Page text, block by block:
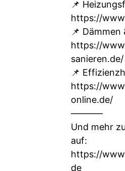
📌
https://
📌 Dämmen
https://
sanieren.de/
📌
https://
online.de/
–––––––
Und mehr
auf:
https://
de